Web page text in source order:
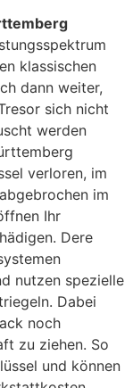
klassischen
dann weiter,
sich nicht
werden
verloren, im
im
Ihr
Dere
nutzen spezielle
Dabei
noch
zu ziehen. So
und können